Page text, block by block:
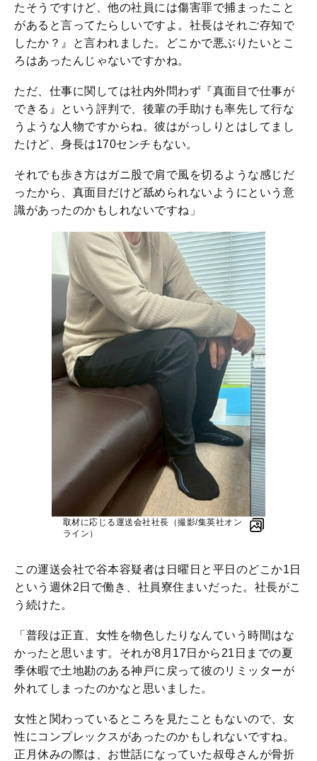
たそうですけど、他の社員には傷害罪で捕まったこと
があると言ってたらしいですよ。社長はそれご存知で
したか？』と言われました。どこかで悪ぶりたいとこ
ろはあったんじゃないですかね。
ただ、仕事に関しては社内外問わず『真面目で仕事が
できる』という評判で、後輩の手助けも率先して行な
うような人物ですからね。彼はがっしりとはしてまし
たけど、身長は170センチもない。
それでも歩き方はガニ股で肩で風を切るような感じだ
ったから、真面目だけど舐められないようにという意
識があったのかもしれないですね」
取材に応じる運送会社社長（撮影/集英社オン
ライン）
この運送会社で谷本容疑者は日曜日と平日のどこか1日
という週休2日で働き、社員寮住まいだった。社長がこ
う続けた。
「普段は正直、女性を物色したりなんていう時間はな
かったと思います。それが8月17日から21日までの夏
季休暇で土地勘のある神戸に戻って彼のリミッターが
外れてしまったのかなと思いました。
女性と関わっているところを見たこともないので、女
性にコンプレックスがあったのかもしれないですね。
正月休みの際は、お世話になっていた叔母さんが骨折